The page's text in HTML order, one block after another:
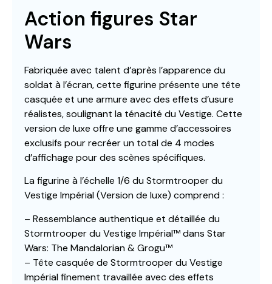
Action figures Star
Wars
Fabriquée avec talent d’après l’apparence du
soldat à l’écran, cette figurine présente une tête
casquée et une armure avec des effets d’usure
réalistes, soulignant la ténacité du Vestige. Cette
version de luxe offre une gamme d’accessoires
exclusifs pour recréer un total de 4 modes
d’affichage pour des scènes spécifiques.
La figurine à l’échelle 1/6 du Stormtrooper du
Vestige Impérial (Version de luxe) comprend :
– Ressemblance authentique et détaillée du
Stormtrooper du Vestige Impérial™ dans Star
Wars: The Mandalorian & Grogu™
– Tête casquée de Stormtrooper du Vestige
Impérial finement travaillée avec des effets